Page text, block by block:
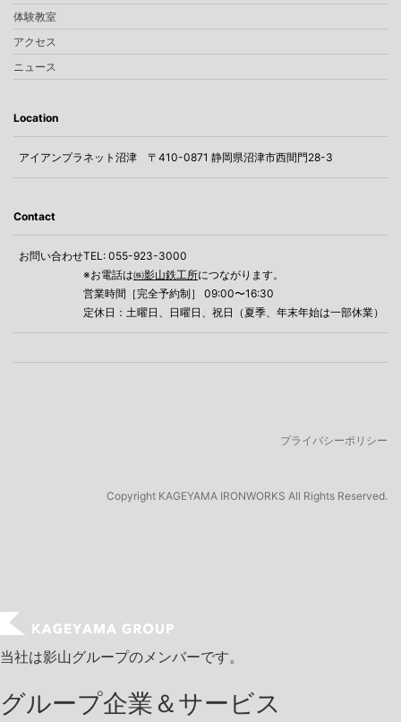
体験教室
アクセス
ニュース
Location
アイアンプラネット沼津 〒410-0871 静岡県沼津市西間門28-3
Contact
お問い合わせTEL: 055-923-3000
※お電話は㈱影山鉄工所につながります。
営業時間［完全予約制］ 09:00〜16:30
定休日：土曜日、日曜日、祝日（夏季、年末年始は一部休業）
プライバシーポリシー
Copyright KAGEYAMA IRONWORKS All Rights Reserved.
当社は影山グループのメンバーです。
グループ企業＆サービス